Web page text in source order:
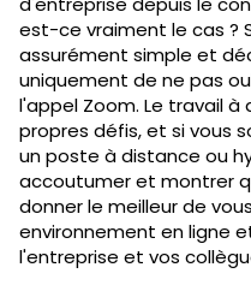
est-ce vraiment le cas ?
assurément simple et
uniquement de ne pas
l'appel Zoom. Le travail
propres défis, et si vous
un poste à distance ou
accoutumer et montrer
donner le meilleur de
environnement en ligne
l'entreprise et vos